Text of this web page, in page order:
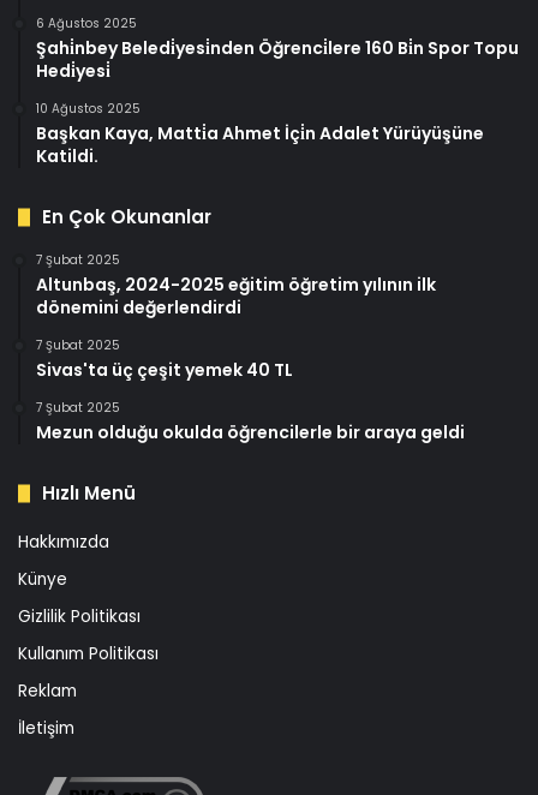
6 Ağustos 2025
Şahi̇nbey Beledi̇yesi̇nden Öğrenci̇lere 160 Bi̇n Spor Topu
Hedi̇yesi̇
10 Ağustos 2025
Başkan Kaya, Matti̇a Ahmet İçi̇n Adalet Yürüyüşüne
Katildi.
En Çok Okunanlar
7 Şubat 2025
Altunbaş, 2024-2025 eğitim öğretim yılının ilk
dönemini değerlendirdi
7 Şubat 2025
Sivas'ta üç çeşit yemek 40 TL
7 Şubat 2025
Mezun olduğu okulda öğrencilerle bir araya geldi
Hızlı Menü
Hakkımızda
Künye
Gizlilik Politikası
Kullanım Politikası
Reklam
İletişim